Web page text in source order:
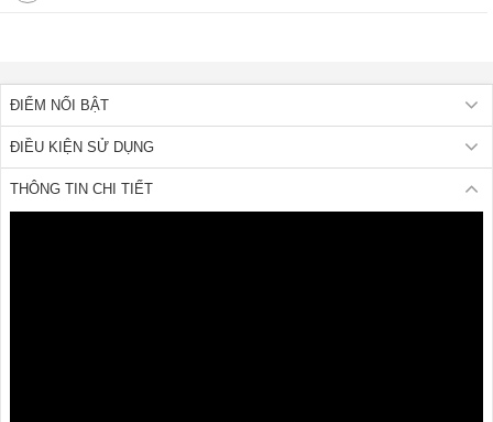
ĐIỂM NỔI BẬT
ĐIỀU KIỆN SỬ DỤNG
THÔNG TIN CHI TIẾT